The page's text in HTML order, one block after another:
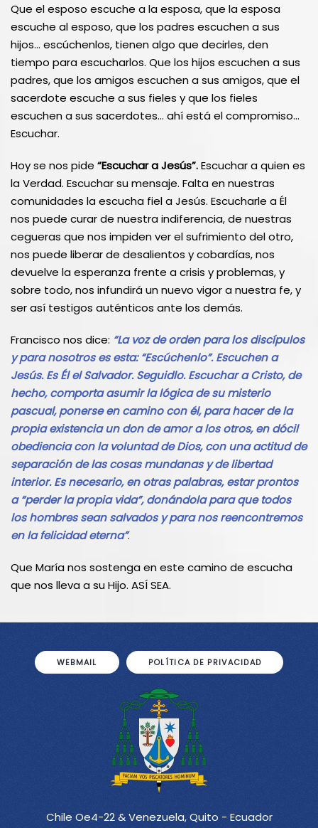
Que el esposo escuche a la esposa, que la esposa
escuche al esposo, que los padres escuchen a sus
hijos… escúchenlos, tienen algo que decirles, den
tiempo para escucharlos. Que los hijos escuchen a sus
padres, que los amigos escuchen a sus amigos, que el
sacerdote escuche a sus fieles y que los fieles
escuchen a sus sacerdotes… ahí está el compromiso…
Escuchar.
Hoy se nos pide “Escuchar a Jesús”.Escuchar a quien es
la Verdad. Escuchar su mensaje. Falta en nuestras
comunidades la escucha fiel a Jesús. Escucharle a Él
nos puede curar de nuestra indiferencia, de nuestras
cegueras que nos impiden ver el sufrimiento del otro,
nos puede liberar de desalientos y cobardías, nos
devuelve la esperanza frente a crisis y problemas, y
sobre todo, nos infundirá un nuevo vigor a nuestra fe, y
ser así testigos auténticos ante los demás.
Francisco nos dice: “La voz de orden para los discípulos
y para nosotros es esta: “Escúchenlo”. Escuchen a
Jesús. Es Él el Salvador. Seguidlo. Escuchar a Cristo, de
hecho, comporta asumir la lógica de su misterio
pascual, ponerse en camino con él, para hacer de la
propia existencia un don de amor a los otros, en dócil
obediencia con la voluntad de Dios, con una actitud de
separación de las cosas mundanas y de libertad
interior. Es necesario, en otras palabras, estar prontos
a “perder la propia vida”, donándola para que todos
los hombres sean salvados y para nos reencontremos
en la felicidad eterna”.
Que María nos sostenga en este camino de escucha
que nos lleva a su Hijo. ASÍ SEA.
WEBMAIL POLÍTICA DE PRIVACIDAD
Chile Oe4-22 & Venezuela, Quito - Ecuador